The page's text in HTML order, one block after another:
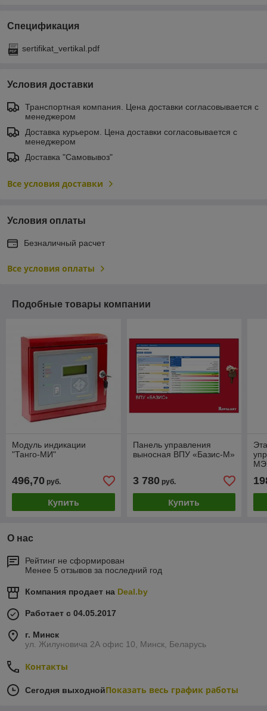
Спецификация
sertifikat_vertikal.pdf
Условия доставки
Транспортная компания. Цена доставки согласовывается с
менеджером
Доставка курьером. Цена доставки согласовывается с
менеджером
Доставка "Самовывоз"
Все условия доставки
Условия оплаты
Безналичный расчет
Все условия оплаты
Подобные товары компании
Модуль индикации
"Танго-МИ"
496,70 руб.
Купить
Панель управления
выносная ВПУ «Базис-М»
3 780руб.
Купить
О нас
Рейтинг не сформирован
Менее 5 отзывов за последний год
Компания продает на Deal.by
Работает с 04.05.2017
г. Минск
ул. Жилуновича 2А офис 10, Минск, Беларусь
Контакты
Сегодня выходнойПоказать весь график работы